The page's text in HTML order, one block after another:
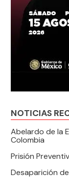
NOTICIAS
Abelardo de la
Colombia
Prisión
Desaparición